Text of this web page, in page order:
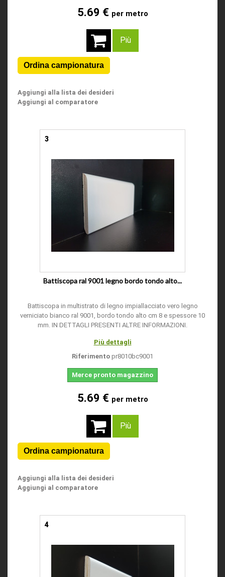
5.69 € per metro
Più
Aggiungi alla lista dei desideri
Aggiungi al comparatore
3
Battiscopa ral 9001 legno bordo tondo alto...
Battiscopa in multistrato di legno impiallacciato vero legno
verniciato bianco ral 9001, bordo tondo alto cm 8 e spessore 10
mm. IN DETTAGLI PRESENTI ALTRE INFORMAZIONI.
Più dettagli
Riferimento pr8010bc9001
Merce pronto magazzino
5.69 € per metro
Più
Aggiungi alla lista dei desideri
Aggiungi al comparatore
4